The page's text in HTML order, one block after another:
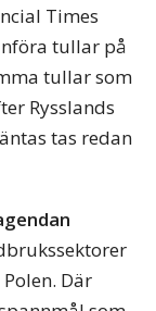
Times
tullar på
tullar som
Rysslands
tas redan
Där